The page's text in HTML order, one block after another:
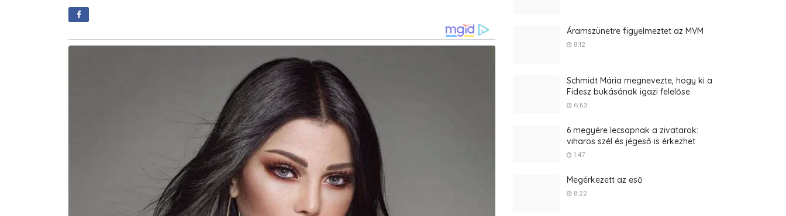
Áramszünetre figyelmeztet az MVM
8:12
Schmidt Mária megnevezte, hogy ki a
Fidesz bukásának igazi felelőse
6:53
6 megyére lecsapnak a zivatarok:
viharos szél és jégeső is érkezhet
1:47
Megérkezett az eső
8:22